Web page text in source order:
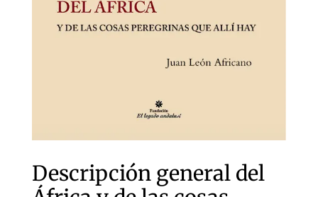
Descripción general del